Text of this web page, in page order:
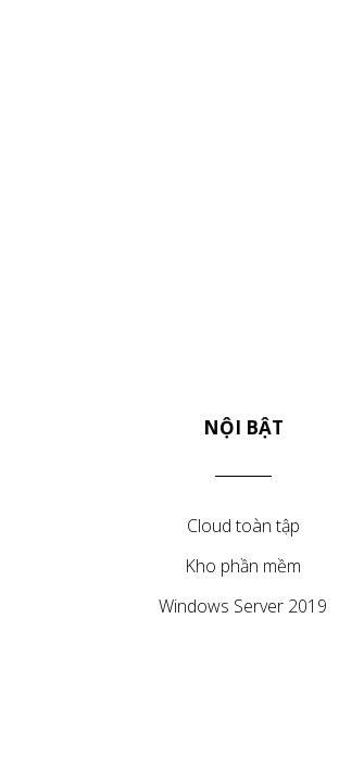
NỘI BẬT
Cloud toàn tập
Kho phần mềm
Windows Server 2019